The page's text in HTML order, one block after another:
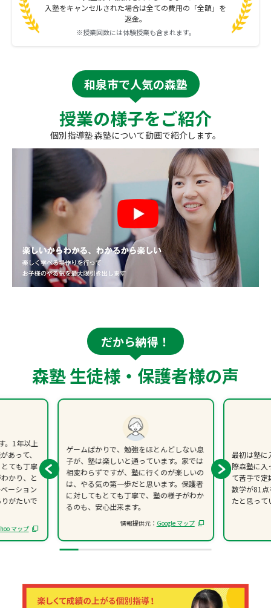
入塾をキャンセルされた場合は全ての費用の「全額」を
返金。
※授業回数には体験授業も含まれます。
和泉市で人気の森塾
授業の様子をご紹介
個別指導塾 森塾について動画で紹介します。
だから納得！
森塾 生徒様・保護者様の声
。1年以上
あって、
ても丁寧
かり、と
ーション
がたいで
マップ
ゲームばかりで、勉強をほとんどしない息
子が、塾は楽しいと通っています。家では
相変わらずですが、塾に行くのが楽しいの
は、やる気の第一歩だと思います。保護者
に対してもとても丁寧で、塾の様子がわか
るのも、安心出来ます。
情報提供元： Google マップ
最初は塾に
際森塾に入
て苦手で定
数学が81
たと思って